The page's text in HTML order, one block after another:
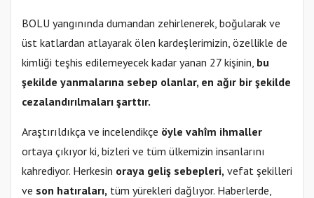
BOLU yangınında dumandan zehirlenerek, boğularak ve
üst katlardan atlayarak ölen kardeşlerimizin, özellikle de
kimliği teşhis edilemeyecek kadar yanan 27 kişinin, bu
şekilde yanmalarına sebep olanlar, en ağır bir şekilde
cezalandırılmaları şarttır.
Araştırıldıkça ve incelendikçe öyle vahîm ihmaller
ortaya çıkıyor ki, bizleri ve tüm ülkemizin insanlarını
kahrediyor. Herkesin oraya geliş sebepleri, vefat şekilleri
ve son hatıraları, tüm yürekleri dağlıyor. Haberlerde,